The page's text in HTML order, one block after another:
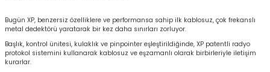
Bugün XP, benzersiz özelliklere ve performansa sahip ilk kablosuz, çok frekanslı
metal dedektörü yaratarak bir kez daha sınırları zorluyor.
Başlık, kontrol ünitesi, kulaklık ve pinpointer eşleştirildiğinde, XP patentli radyo
protokol sistemini kullanarak kablosuz ve eşzamanlı olarak birbirleriyle iletişim
kurarlar.